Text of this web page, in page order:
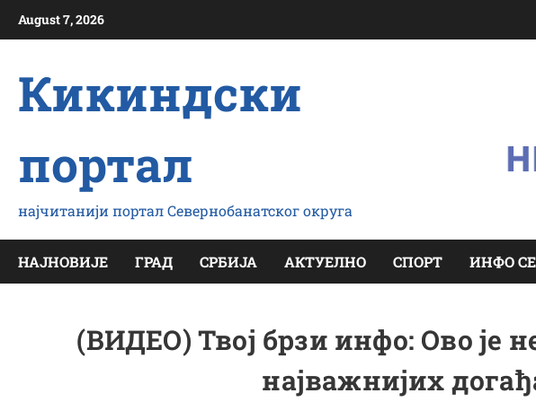
August 7, 2026
Кикиндски
портал
најчитанији портал Севернобанатског округа
НАЈНОВИЈЕ ГРАД СРБИЈА АКТУЕЛНО СПОРТ ИНФО
(ВИДЕО) Твој брзи инфо: Ово је
најважнијих